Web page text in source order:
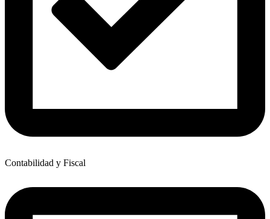
Contabilidad y Fiscal